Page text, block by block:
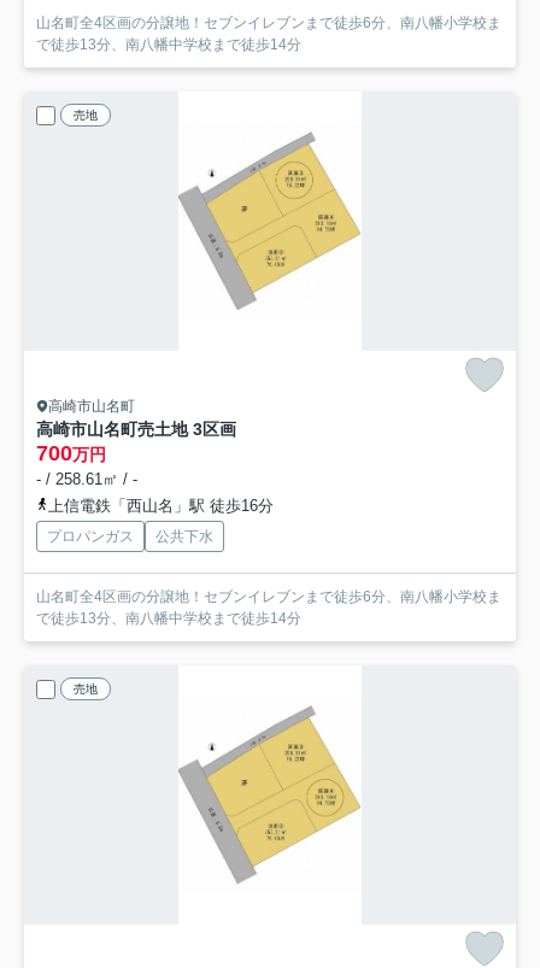
山名町全4区画の分譲地！セブンイレブンまで徒歩6分、南八幡小学校ま
で徒歩13分、南八幡中学校まで徒歩14分
売地
高崎市山名町
高崎市山名町売土地 3区画
700万円
- / 258.61㎡ / -
上信電鉄「西山名」駅 徒歩16分
プロパンガス 公共下水
山名町全4区画の分譲地！セブンイレブンまで徒歩6分、南八幡小学校ま
で徒歩13分、南八幡中学校まで徒歩14分
売地